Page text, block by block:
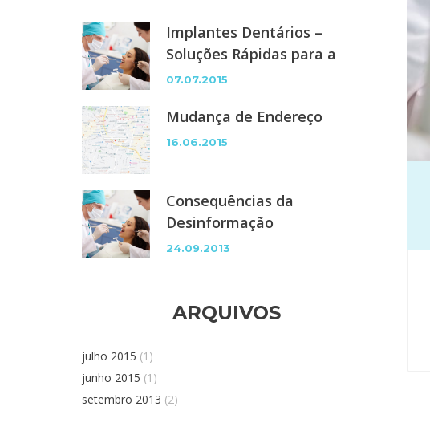
Implantes Dentários –
Soluções Rápidas para a
Perda ou Ausência de
07.07.2015
Mudança de Endereço
16.06.2015
Consequências da
Desinformação
24.09.2013
ARQUIVOS
julho 2015 (1)
junho 2015 (1)
setembro 2013 (2)